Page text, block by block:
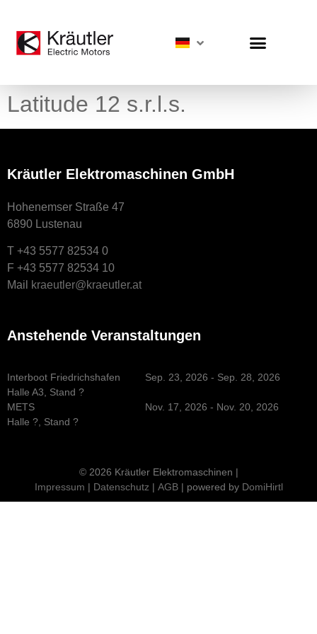
Latitude 12 s.r.l.s.
Kräutler Elektromaschinen GmbH
Hohenemser Straße 47
6890 Lustenau
T +43 5577 82534 0
F +43 5577 82534 10
Mail
kraeutler@kraeutler.at
Anstehende Veranstaltungen
Interboot Friedrichshafen
Halle A3, Stand ?
Sep. 23, 2026 - Sep. 28, 2026
METS
Halle ?, Stand ?
Nov. 17, 2026 - Nov. 20, 2026
© 2026 Kräutler Elektromaschinen |
Impressum | Datenschutz | AGB| powered by DomiHirtl